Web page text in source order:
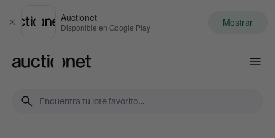
Cerrar
Auctionet
Disponible en Google Play Mostrar